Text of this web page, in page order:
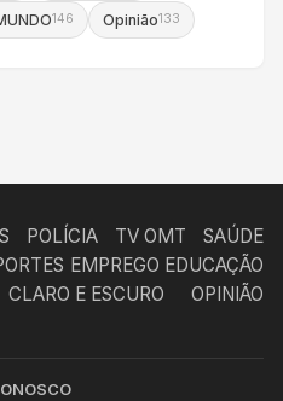
146 Opinião133
POLÍCIA TV OMT
SAÚDE
EMPREGO EDUCAÇÃO
CLARO E ESCURO
OPINIÃO